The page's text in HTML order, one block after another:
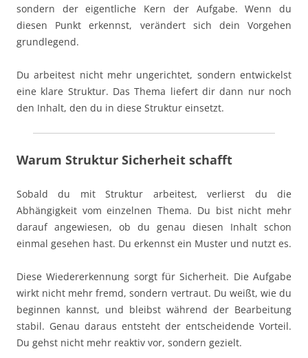
sondern der eigentliche Kern der Aufgabe. Wenn du
diesen Punkt erkennst, verändert sich dein Vorgehen
grundlegend.
Du arbeitest nicht mehr ungerichtet, sondern entwickelst
eine klare Struktur. Das Thema liefert dir dann nur noch
den Inhalt, den du in diese Struktur einsetzt.
Warum Struktur Sicherheit schafft
Sobald du mit Struktur arbeitest, verlierst du die
Abhängigkeit vom einzelnen Thema. Du bist nicht mehr
darauf angewiesen, ob du genau diesen Inhalt schon
einmal gesehen hast. Du erkennst ein Muster und nutzt es.
Diese Wiedererkennung sorgt für Sicherheit. Die Aufgabe
wirkt nicht mehr fremd, sondern vertraut. Du weißt, wie du
beginnen kannst, und bleibst während der Bearbeitung
stabil. Genau daraus entsteht der entscheidende Vorteil.
Du gehst nicht mehr reaktiv vor, sondern gezielt.